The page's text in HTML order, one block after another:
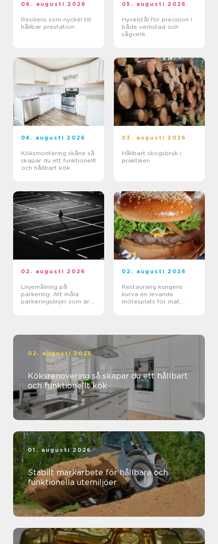
06. augusti 2026
Resiliens som nyckel till
hållbar prestation
05. augusti 2026
Hyvelstål för precision i
både verkstad och
sågverk
04. augusti 2026
Köksmontering skåne så
skapar du ett funktionellt
och hållbart kök
03. augusti 2026
Hållbart skogsbruk i
praktiken
02. augusti 2026
Linjemålning på
parkering: Att måla
parkeringslinjer som är
02. augusti 2026
Restaurang kungens
kurva en levande
mötesplats för mat,
02. augusti 2026
Köksrenovering så skapar du ett hållbart
och funktionellt kök
01. augusti 2026
Stabilt markarbete för hållbara och
funktionella utemiljöer